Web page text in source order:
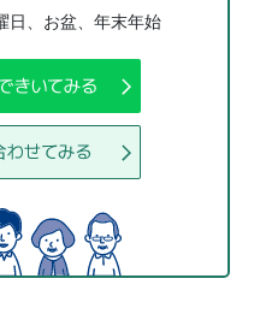
日、お盆、年末年始